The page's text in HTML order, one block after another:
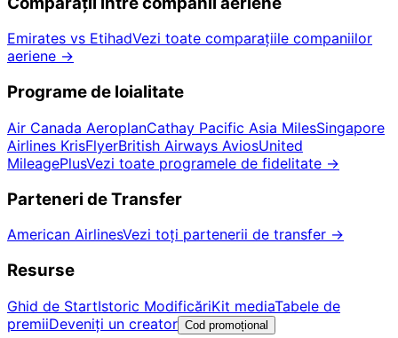
Emirates vs EtihadVezi toate comparațiile companiilor
aeriene →
Programe de loialitate
Air Canada AeroplanCathay Pacific Asia MilesSingapore
Airlines KrisFlyerBritish Airways AviosUnited
MileagePlusVezi toate programele de fidelitate →
Parteneri de Transfer
American AirlinesVezi toți partenerii de transfer →
Resurse
Ghid de StartIstoric ModificăriKit mediaTabele de
premiiDeveniți un creator Cod promoțional